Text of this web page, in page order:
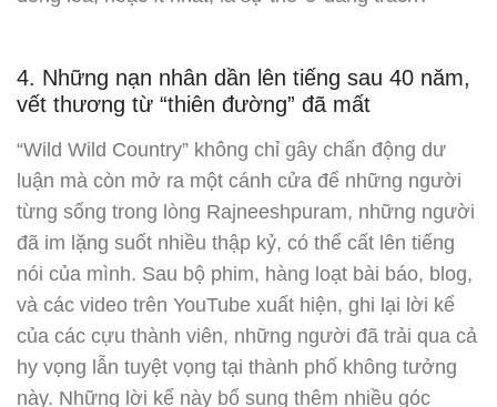
4. Những nạn nhân dần lên tiếng sau 40 năm,
vết thương từ “thiên đường” đã mất
“Wild Wild Country” không chỉ gây chấn động dư
luận mà còn mở ra một cánh cửa để những người
từng sống trong lòng Rajneeshpuram, những người
đã im lặng suốt nhiều thập kỷ, có thể cất lên tiếng
nói của mình. Sau bộ phim, hàng loạt bài báo, blog,
và các video trên YouTube xuất hiện, ghi lại lời kể
của các cựu thành viên, những người đã trải qua cả
hy vọng lẫn tuyệt vọng tại thành phố không tưởng
này. Những lời kể này bổ sung thêm nhiều góc